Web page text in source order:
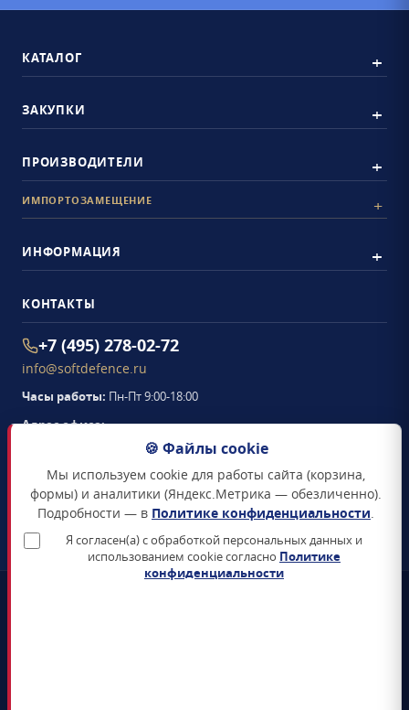
КАТАЛОГ
ЗАКУПКИ
ПРОИЗВОДИТЕЛИ
ИМПОРТОЗАМЕЩЕНИЕ
ИНФОРМАЦИЯ
КОНТАКТЫ
+7 (495) 278-02-72
info@softdefence.ru
Часы работы: Пн-Пт 9:00-18:00
Адрес офиса:
Схема проезда →
ЗАКАЗАТЬ ЗВОНОК
🍪 Файлы cookie
Мы используем cookie для работы сайта (корзина,
формы) и аналитики (Яндекс.Метрика — обезличенно).
Подробности — в Политике конфиденциальности.
Я согласен(а) с обработкой персональных данных и
использованием cookie согласно Политике
конфиденциальности